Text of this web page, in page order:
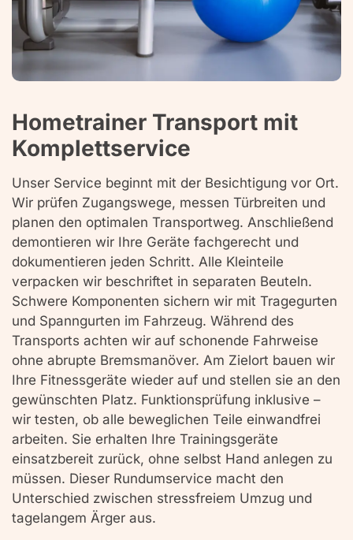
Hometrainer Transport mit
Komplettservice
Unser Service beginnt mit der Besichtigung vor Ort.
Wir prüfen Zugangswege, messen Türbreiten und
planen den optimalen Transportweg. Anschließend
demontieren wir Ihre Geräte fachgerecht und
dokumentieren jeden Schritt. Alle Kleinteile
verpacken wir beschriftet in separaten Beuteln.
Schwere Komponenten sichern wir mit Tragegurten
und Spanngurten im Fahrzeug. Während des
Transports achten wir auf schonende Fahrweise
ohne abrupte Bremsmanöver. Am Zielort bauen wir
Ihre Fitnessgeräte wieder auf und stellen sie an den
gewünschten Platz. Funktionsprüfung inklusive –
wir testen, ob alle beweglichen Teile einwandfrei
arbeiten. Sie erhalten Ihre Trainingsgeräte
einsatzbereit zurück, ohne selbst Hand anlegen zu
müssen. Dieser Rundumservice macht den
Unterschied zwischen stressfreiem Umzug und
tagelangem Ärger aus.